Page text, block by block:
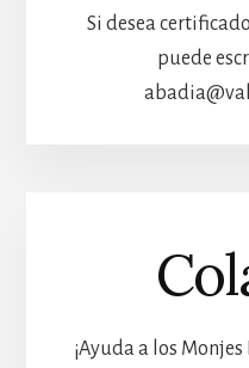
Si desea
puede
¡Ayuda a los